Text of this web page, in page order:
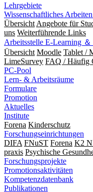
Lehrgebiete
Wissenschaftliches
Übersicht Angebote für
uns Weiterführende Links
Arbeitsstelle E-Learning
Übersicht Moodle Tablet /
LimeSurvey FAQ / Häufig
PC-Pool
Lern- & Arbeitsräume
Formulare
Promotion
Aktuelles
Institute
Forena Kinderschutz
Forschungseinrichtungen
DIFA FNuST Forena K2
praxis Psy­chische
Forschungsprojekte
Promotionsaktivitäten
Kompetenzdatenbank
Publikationen